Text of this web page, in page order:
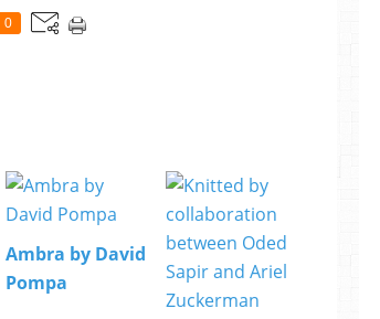
0
Ambra by David
Pompa